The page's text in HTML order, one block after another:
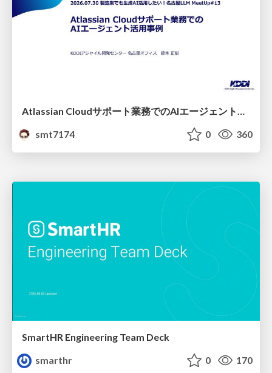
smt7174
0 360
SmartHR Engineering Team Deck
smarthr
0 170